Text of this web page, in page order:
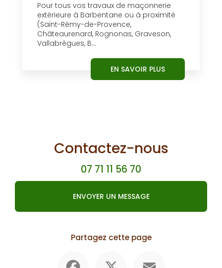
Pour tous vos travaux de maçonnerie
extérieure à Barbentane ou à proximité
(Saint-Rémy-de-Provence,
Châteaurenard, Rognonas, Graveson,
Vallabrègues, B...
EN SAVOIR PLUS
Contactez-nous
07 71 11 56 70
ENVOYER UN MESSAGE
Partagez cette page